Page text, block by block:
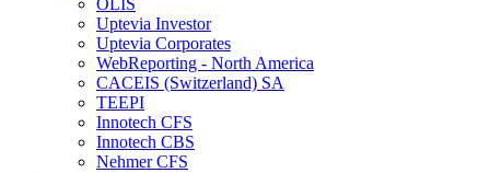
OLIS
Uptevia Investor
Uptevia Corporates
WebReporting - North America
CACEIS (Switzerland) SA
TEEPI
Innotech CFS
Innotech CBS
Nehmer CFS